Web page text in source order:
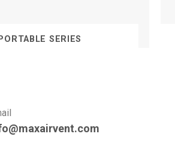
PORTABLE SERIES